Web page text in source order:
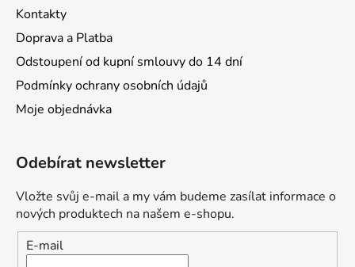
Kontakty
Doprava a Platba
Odstoupení od kupní smlouvy do 14 dní
Podmínky ochrany osobních údajů
Moje objednávka
Odebírat newsletter
Vložte svůj e-mail a my vám budeme zasílat informace o
nových produktech na našem e-shopu.
E-mail